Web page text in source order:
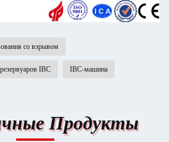
со взрывом
IBC IBC-машина
Продукты